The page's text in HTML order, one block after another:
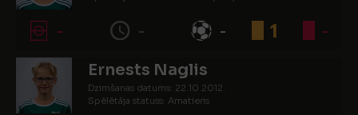
- - - 1 -
Ernests Naglis
Dzimšanas datums: 22.10.2012.
Spēlētāja statuss: Amatieris